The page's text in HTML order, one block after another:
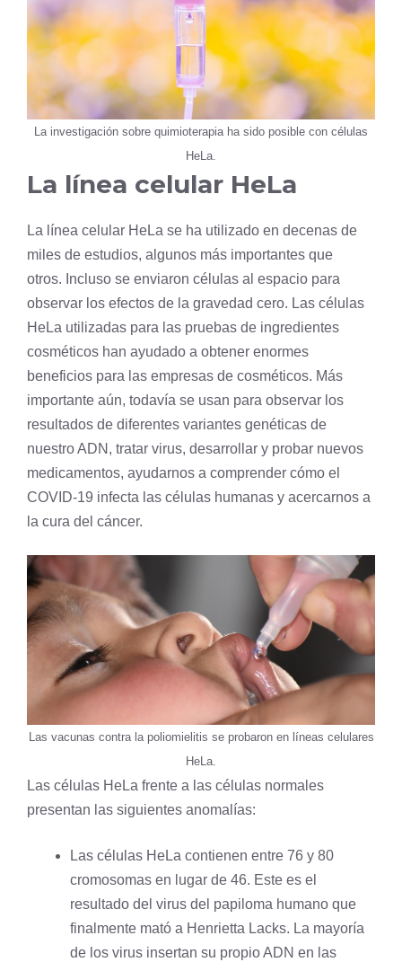
La investigación sobre quimioterapia ha sido posible con células
HeLa.
La línea celular HeLa
La línea celular HeLa se ha utilizado en decenas de
miles de estudios, algunos más importantes que
otros. Incluso se enviaron células al espacio para
observar los efectos de la gravedad cero. Las células
HeLa utilizadas para las pruebas de ingredientes
cosméticos han ayudado a obtener enormes
beneficios para las empresas de cosméticos. Más
importante aún, todavía se usan para observar los
resultados de diferentes variantes genéticas de
nuestro ADN, tratar virus, desarrollar y probar nuevos
medicamentos, ayudarnos a comprender cómo el
COVID-19 infecta las células humanas y acercarnos a
la cura del cáncer.
Las vacunas contra la poliomielitis se probaron en líneas celulares
HeLa.
Las células HeLa frente a las células normales
presentan las siguientes anomalías:
Las células HeLa contienen entre 76 y 80
cromosomas en lugar de 46. Este es el
resultado del virus del papiloma humano que
finalmente mató a Henrietta Lacks. La mayoría
de los virus insertan su propio ADN en las